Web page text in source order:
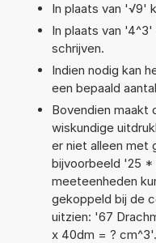
In plaats van '√9'
In plaats van
schrijven.
Indien nodig kan
een bepaald
Bovendien maakt
wiskundige
er niet alleen met
bijvoorbeeld '25 *
meeteenheden
gekoppeld bij de
uitzien: '67
x 40dm = ?